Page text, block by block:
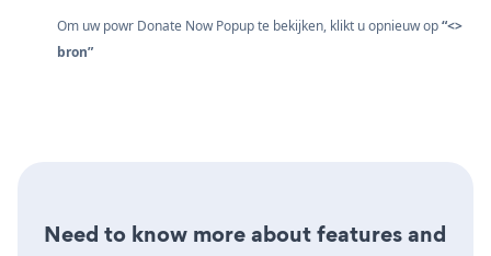
Om uw powr Donate Now Popup te bekijken, klikt u opnieuw op“<>
bron”
Need to know more about features and